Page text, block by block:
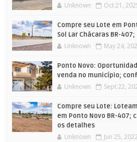
Unknown Oct 21,
Compre seu Lote em
Sol Lar Chácaras BR-
Unknown May 24,
Ponto Novo:
venda no município;
Unknown Sept 22,
Compre seu Lote:
em Ponto Novo BR-407;
os detalhes
Unknown Jun 25, 2022